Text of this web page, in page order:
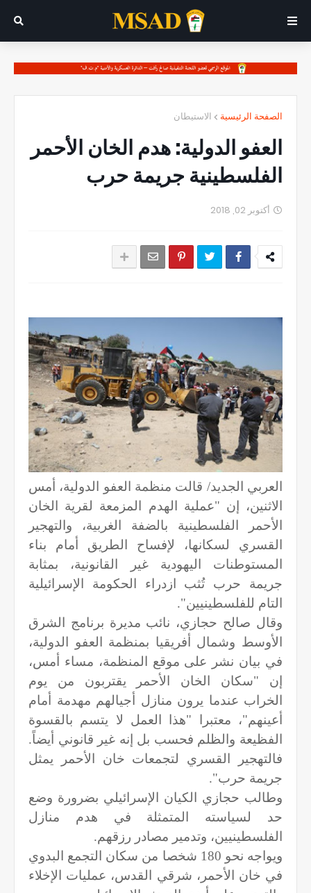
الصفحة الرئيسية الاستيطان
العفو الدولية: هدم الخان الأحمر
الفلسطينية جريمة حرب
أكتوبر 02, 2018
العربي الجديد/ قالت منظمة العفو الدولية، أمس
الاثنين، إن "عملية الهدم المزمعة لقرية الخان
الأحمر الفلسطينية بالضفة الغربية، والتهجير
القسري لسكانها، لإفساح الطريق أمام بناء
المستوطنات اليهودية غير القانونية، بمثابة
جريمة حرب تُثب ازدراء الحكومة الإسرائيلية
التام للفلسطينيين".
وقال صالح حجازي، نائب مديرة برنامج الشرق
الأوسط وشمال أفريقيا بمنظمة العفو الدولية،
في بيان نشر على موقع المنظمة، مساء أمس،
إن "سكان الخان الأحمر يقتربون من يوم
الخراب عندما يرون منازل أجيالهم مهدمة أمام
أعينهم"، معتبرا "هذا العمل لا يتسم بالقسوة
الفظيعة والظلم فحسب بل إنه غير قانوني أيضاً.
فالتهجير القسري لتجمعات خان الأحمر يمثل
جريمة حرب".
وطالب حجازي الكيان الإسرائيلي بضرورة وضع
حد لسياسته المتمثلة في هدم منازل
الفلسطينيين، وتدمير مصادر رزقهم.
ويواجه نحو 180 شخصا من سكان التجمع البدوي
في خان الأحمر، شرقي القدس، عمليات الإخلاء